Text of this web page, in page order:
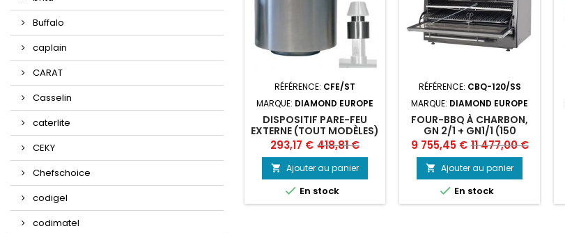
Buffalo
caplain
CARAT
Casselin
caterlite
CEKY
Chefschoice
codigel
codimatel
RÉFÉRENCE: CFE/ST
MARQUE: DIAMOND EUROPE
DISPOSITIF PARE-FEU
EXTERNE (TOUT MODÈLES)
Prix
293,17 € Prix
base
418,81 €
 Ajouter au panier
 En stock
RÉFÉRENCE: CBQ-120/SS
MARQUE: DIAMOND EUROPE
FOUR-BBQ À CHARBON,
GN 2/1 + GN1/1 (150
KG/H)/INOX
Prix
9 755,45 € Prix
base
11 477,00 €
 Ajouter au panier
 En stock